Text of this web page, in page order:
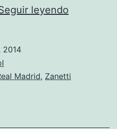
leyendo
el
2014
Madrid, Zanetti